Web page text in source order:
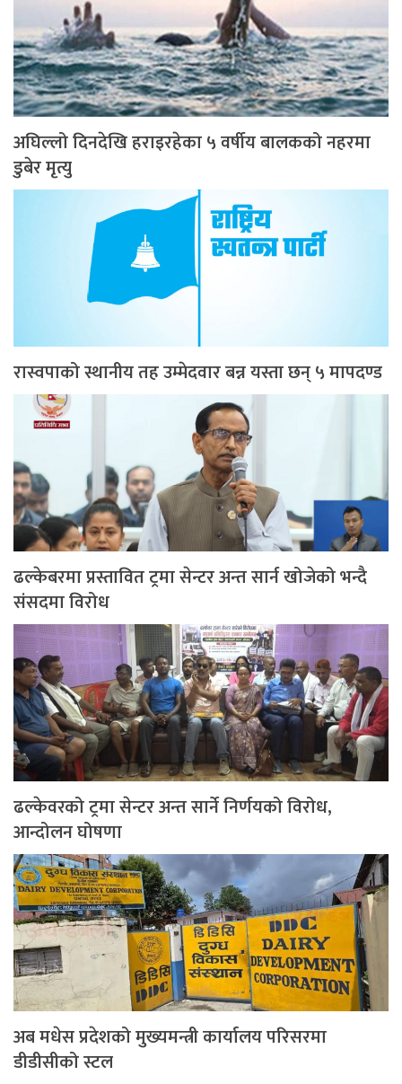
अघिल्लो दिनदेखि हराइरहेका ५ वर्षीय बालकको नहरमा
डुबेर मृत्यु
रास्वपाको स्थानीय तह उम्मेदवार बन्न यस्ता छन् ५ मापदण्ड
ढल्केबरमा प्रस्तावित ट्रमा सेन्टर अन्त सार्न खोजेको भन्दै
संसदमा विरोध
ढल्केवरको ट्रमा सेन्टर अन्त सार्ने निर्णयको विरोध,
आन्दोलन घोषणा
अब मधेस प्रदेशको मुख्यमन्त्री कार्यालय परिसरमा
डीडीसीको स्टल